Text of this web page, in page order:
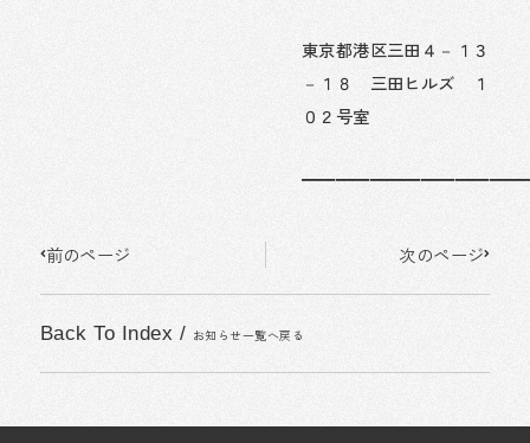
東京都港区三田４－１３
－１８ 三田ヒルズ １
０２号室
前のページ 次のページ
Back To Index / お知らせ一覧へ戻る